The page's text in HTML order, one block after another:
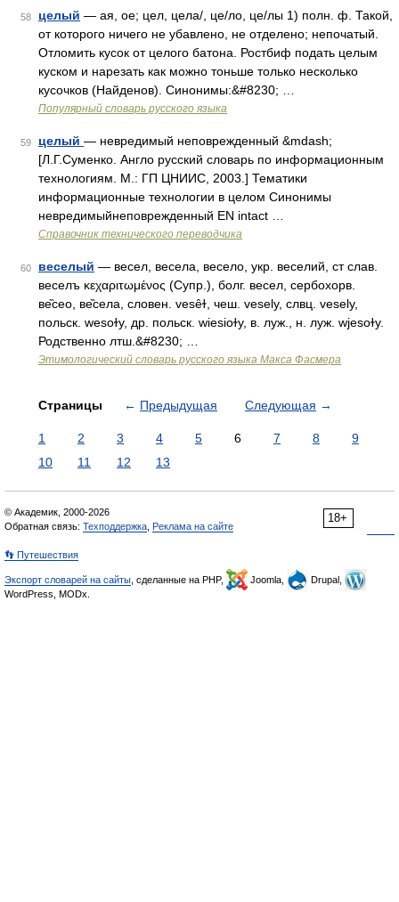
58 целый — ая, ое; цел, цела/, це/ло, це/лы 1) полн. ф. Такой,
от которого ничего не убавлено, не отделено; непочатый.
Отломить кусок от целого батона. Ростбиф подать целым
куском и нарезать как можно тоньше только несколько
кусочков (Найденов). Синонимы:&#8230; …
Популярный словарь русского языка
59 целый — невредимый неповрежденный &mdash;
[Л.Г.Суменко. Англо русский словарь по информационным
технологиям. М.: ГП ЦНИИС, 2003.] Тематики
информационные технологии в целом Синонимы
невредимыйнеповрежденный EN intact …
Справочник технического переводчика
60 веселый — весел, весела, весело, укр. веселий, ст слав.
веселъ κεχαριτωμένος (Супр.), болг. весел, сербохорв.
ве̏сео, ве̏села, словен. vesȇɫ, чеш. vesely, слвц. vesely,
польск. wesoɫy, др. польск. wiesioɫy, в. луж., н. луж. wjesoɫy.
Родственно лтш.&#8230; …
Этимологический словарь русского языка Макса Фасмера
Страницы ← Предыдущая Следующая →
1 2 3 4 5 6 7 8
9
10
11 12 13
18+
© Академик, 2000-2026
Обратная связь: Техподдержка Реклама на сайте
👣 Путешествия
Экспорт словарей на сайты , сделанные на PHP, Joomla,
Drupal,
WordPress, MODx.